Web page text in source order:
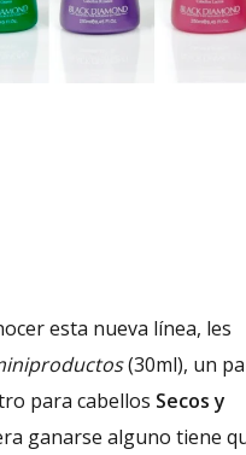
esta nueva línea, les
(30ml), un
para cabellos Secos y
ganarse alguno tiene